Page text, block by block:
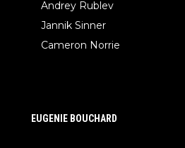
Andrey Rublev
Jannik Sinner
Cameron Norrie
EUGENIE BOUCHARD